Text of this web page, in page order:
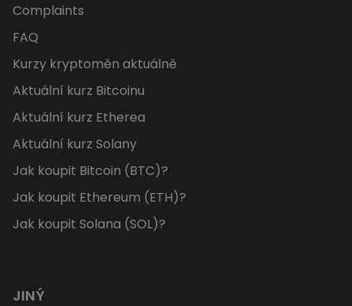
Complaints
FAQ
Kurzy kryptoměn aktuálně
Aktuální kurz Bitcoinu
Aktuální kurz Etherea
Aktuální kurz Solany
Jak koupit Bitcoin (BTC)?
Jak koupit Ethereum (ETH)?
Jak koupit Solana (SOL)?
JINÝ